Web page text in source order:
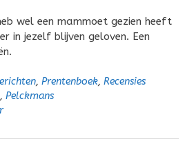
wel een mammoet gezien heeft
in jezelf blijven geloven. Een
, Prentenboek, Recensies
, Pelckmans